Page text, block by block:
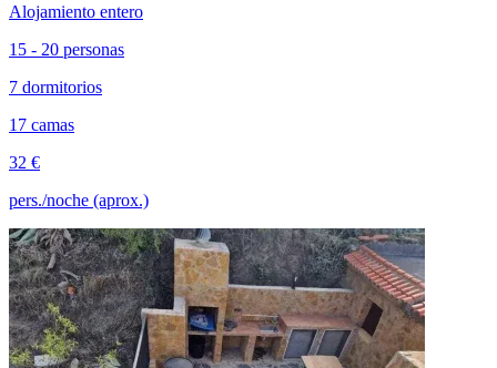
Alojamiento entero
15 - 20 personas
7 dormitorios
17 camas
32 €
pers./noche (aprox.)